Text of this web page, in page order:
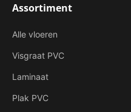
Assortiment
Alle vloeren
Visgraat PVC
Laminaat
Plak PVC